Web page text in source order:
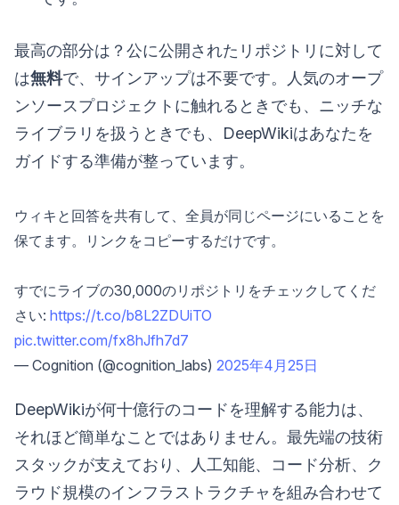
最高の部分は？公に公開されたリポジトリに対して
は無料で、サインアップは不要です。人気のオープ
ンソースプロジェクトに触れるときでも、ニッチな
ライブラリを扱うときでも、DeepWikiはあなたを
ガイドする準備が整っています。
ウィキと回答を共有して、全員が同じページにいることを
保てます。リンクをコピーするだけです。
すでにライブの30,000のリポジトリをチェックしてくだ
さい: https://t.co/b8L2ZDUiTO
pic.twitter.com/fx8hJfh7d7
— Cognition (@cognition_labs) 2025年4月25日
DeepWikiが何十億行のコードを理解する能力は、
それほど簡単なことではありません。最先端の技術
スタックが支えており、人工知能、コード分析、ク
ラウド規模のインフラストラクチャを組み合わせて